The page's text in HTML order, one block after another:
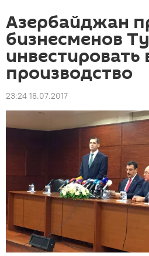
Азербайджан
бизнесменов
инвестировать
производство
23:24 18.07.2017